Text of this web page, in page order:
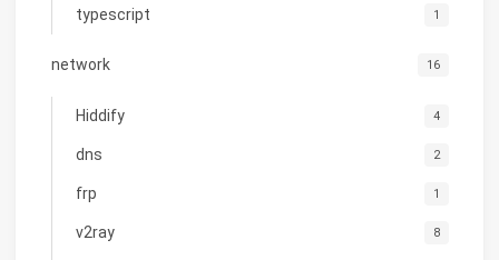
typescript 1
network 16
Hiddify 4
dns 2
frp 1
v2ray 8